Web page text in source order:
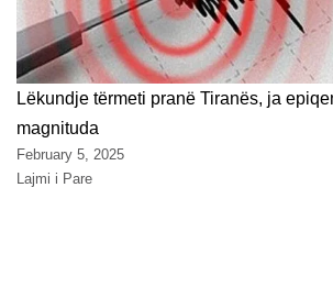
Lëkundje tërmeti pranë Tiranës, ja
magnituda
February 5, 2025
Lajmi i Pare